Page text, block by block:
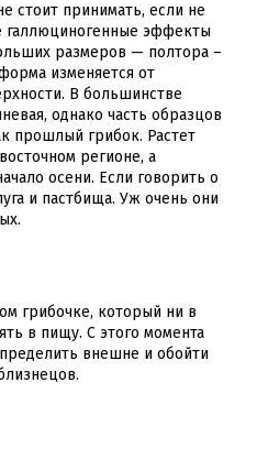
стоит принимать, если не
галлюциногенные эффекты
размеров — полтора –
изменяется от
В большинстве
однако часть образцов
прошлый грибок. Растет
регионе, а
осени. Если говорить о
и пастбища. Уж очень они
грибочке, который ни в
в пищу. С этого момента
внешне и обойти